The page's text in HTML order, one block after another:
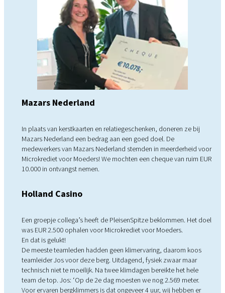
Mazars Nederland
In plaats van kerstkaarten en relatiegeschenken, doneren ze bij
Mazars Nederland een bedrag aan een goed doel. De
medewerkers van Mazars Nederland stemden in meerderheid voor
Microkrediet voor Moeders! We mochten een cheque van ruim EUR
10.000 in ontvangst nemen.
Holland Casino
Een groepje collega’s heeft de PleisenSpitze beklommen. Het doel
was EUR 2.500 ophalen voor Microkrediet voor Moeders.
En dat is gelukt!
De meeste teamleden hadden geen klimervaring, daarom koos
teamleider Jos voor deze berg. Uitdagend, fysiek zwaar maar
technisch niet te moeilijk. Na twee klimdagen bereikte het hele
team de top. Jos: ‘Op de 2e dag moesten we nog 2.569 meter.
Voor ervaren bergklimmers is dat ongeveer 4 uur, wij hebben er